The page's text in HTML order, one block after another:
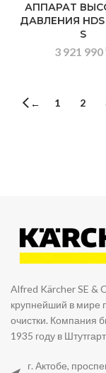
АППАРАТ
ДАВЛЕНИЯ HDS
S
3 921 990
← 1 2
Alfred Kärcher SE &
крупнейший в мире
очистки. Компания
1935 году в
г. Актобе,